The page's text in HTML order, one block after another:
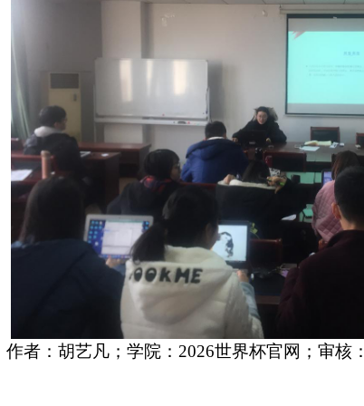
作者： 胡艺凡；学院：2026世界杯官网；审核